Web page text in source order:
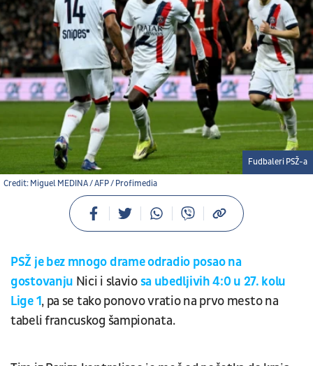
Credit: Miguel MEDINA / AFP / Profimedia
Fudbaleri PSŽ-a
PSŽ je bez mnogo drame odradio posao na
gostovanju Nici i slavio sa ubedljivih 4:0 u 27. kolu
Lige 1, pa se tako ponovo vratio na prvo mesto na
tabeli francuskog šampionata.